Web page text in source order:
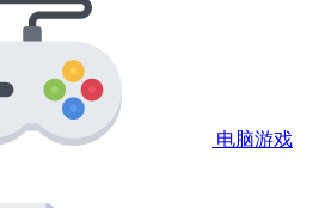
电脑游戏